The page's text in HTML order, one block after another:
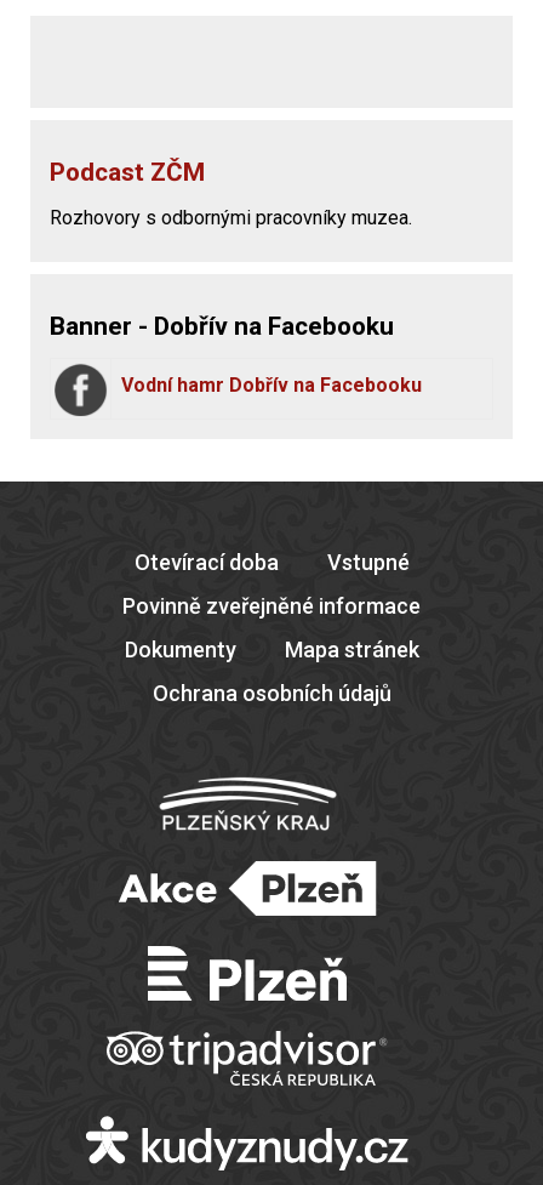
Podcast ZČM
Rozhovory s odbornými pracovníky muzea.
Banner - Dobřív na Facebooku
Vodní hamr Dobřív na Facebooku
Otevírací doba
Vstupné
Povinně zveřejněné informace
Dokumenty
Mapa stránek
Ochrana osobních údajů